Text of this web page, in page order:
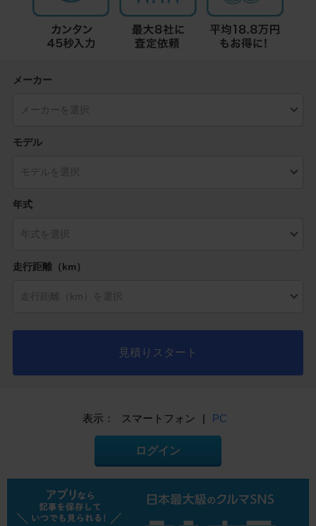
メーカー
モデル
年式
走行距離（km）
見積りスタート
表示： スマートフォン | PC
ログイン